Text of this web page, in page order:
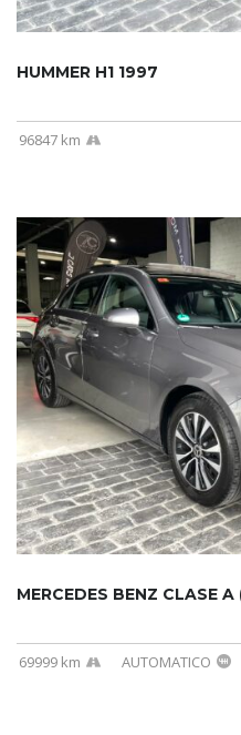
HUMMER H1 1997
96847 km
69999 km AUTOMATICO